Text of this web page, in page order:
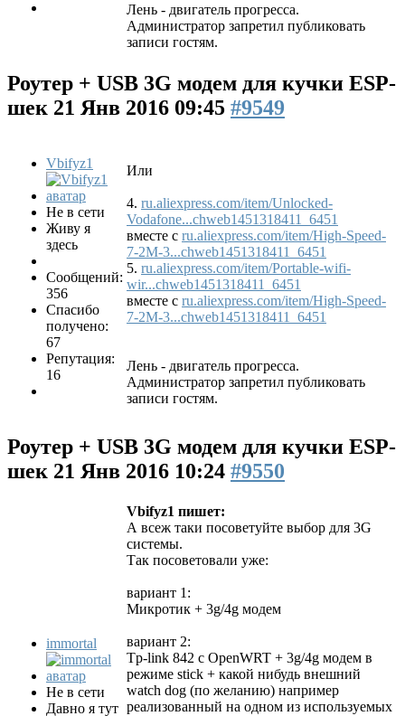
Лень - двигатель прогресса.
Администратор запретил публиковать
записи гостям.
Роутер + USB 3G модем для кучки ESP-
шек 21 Янв 2016 09:45 #9549
Vbifyz1
Не в сети
Живу я
здесь
Сообщений:
356
Спасибо
получено:
67
Репутация:
16
Или
4. ru.aliexpress.com/item/Unlocked-
Vodafone...chweb1451318411_6451
вместе с ru.aliexpress.com/item/High-Speed-
7-2M-3...chweb1451318411_6451
5. ru.aliexpress.com/item/Portable-wifi-
wir...chweb1451318411_6451
вместе с ru.aliexpress.com/item/High-Speed-
7-2M-3...chweb1451318411_6451
Лень - двигатель прогресса.
Администратор запретил публиковать
записи гостям.
Роутер + USB 3G модем для кучки ESP-
шек 21 Янв 2016 10:24 #9550
immortal
Не в сети
Давно я тут
Vbifyz1 пишет:
А всеж таки посоветуйте выбор для 3G
системы.
Так посоветовали уже:
вариант 1:
Микротик + 3g/4g модем
вариант 2:
Tp-link 842 c OpenWRT + 3g/4g модем в
режиме stick + какой нибудь внешний
watch dog (по желанию) например
реализованный на одном из используемых